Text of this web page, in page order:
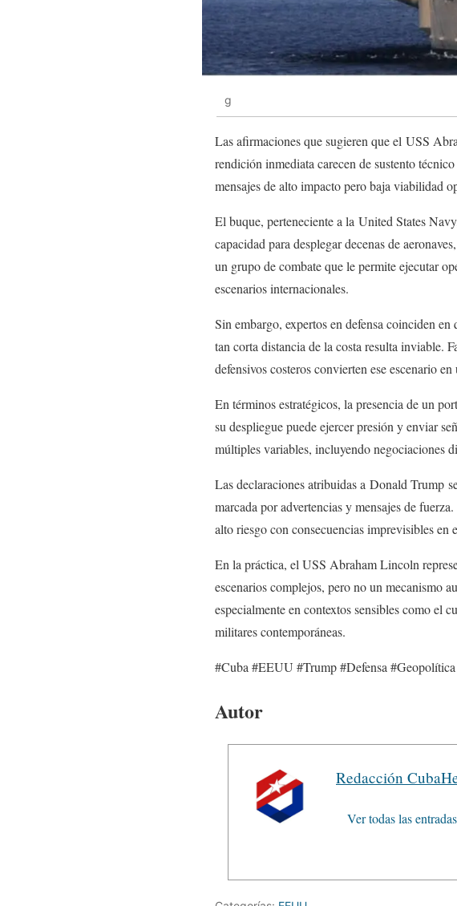
g
Las afirmaciones que sugieren que el USS
rendición inmediata carecen de sustento
mensajes de alto impacto pero baja viabilidad
El buque, perteneciente a la United States
capacidad para desplegar decenas de
un grupo de combate que le permite ejecutar
escenarios internacionales.
Sin embargo, expertos en defensa coinciden
tan corta distancia de la costa resulta inviable.
defensivos costeros convierten ese escenario
En términos estratégicos, la presencia de un
su despliegue puede ejercer presión y enviar
múltiples variables, incluyendo negociaciones
Las declaraciones atribuidas a Donald Trump
marcada por advertencias y mensajes de
alto riesgo con consecuencias imprevisibles en
En la práctica, el USS Abraham Lincoln
escenarios complejos, pero no un mecanismo
especialmente en contextos sensibles como el
militares contemporáneas.
#Cuba #EEUU #Trump #Defensa #Geopolítica
Autor
Redacción
Ver todas las entradas